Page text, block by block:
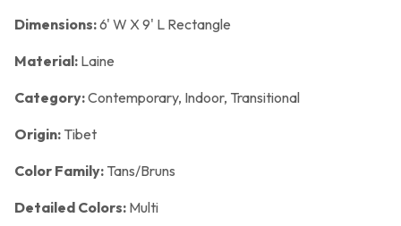
Dimensions:6' W X 9' L Rectangle
Material: Laine
Category:Contemporary, Indoor, Transitional
Origin: Tibet
Color Family: Tans/Bruns
Detailed Colors: Multi